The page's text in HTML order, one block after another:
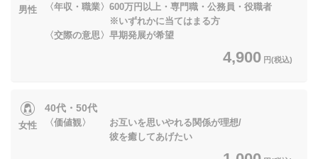
男性
〈年収・職業〉600万円以上・専門職・公務員・役職者
※いずれかに当てはまる方
〈交際の意思〉早期発展が希望
4,900 円(税込)
女性
40代・50代
〈価値観〉 お互いを思いやれる関係が理想/
彼を癒してあげたい